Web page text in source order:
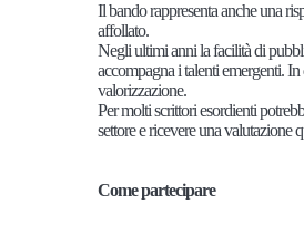
Il bando rappresenta anche una
affollato.
Negli ultimi anni la facilità di
accompagna i talenti emergenti.
valorizzazione.
Per molti scrittori esordienti
settore e ricevere una valutazione
Come partecipare